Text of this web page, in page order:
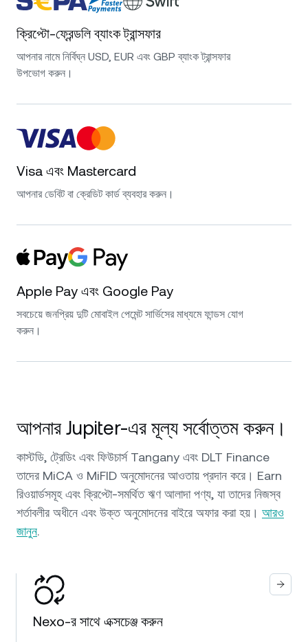
ক্রিপ্টো-ফ্রেন্ডলি ব্যাংক ট্রান্সফার
আপনার নামে নির্বিঘ্ন USD, EUR এবং GBP ব্যাংক ট্রান্সফার
উপভোগ করুন।
Visa এবং Mastercard
আপনার ডেবিট বা ক্রেডিট কার্ড ব্যবহার করুন।
Apple Pay এবং Google Pay
সবচেয়ে জনপ্রিয় দুটি মোবাইল পেমেন্ট সার্ভিসের মাধ্যমে ফান্ডস যোগ
করুন।
আপনার Jupiter-এর মূল্য সর্বোত্তম করুন।
কাস্টডি, ট্রেডিং এবং ফিউচার্স Tangany এবং DLT Finance
তাদের MiCA ও MiFID অনুমোদনের আওতায় প্রদান করে। Earn
রিওয়ার্ডসমূহ এবং ক্রিপ্টো-সমর্থিত ঋণ আলাদা পণ্য, যা তাদের নিজস্ব
শর্তাবলীর অধীনে এবং উক্ত অনুমোদনের বাইরে অফার করা হয়। আরও
জানুন.
Nexo-র সাথে এক্সচেঞ্জ করুন